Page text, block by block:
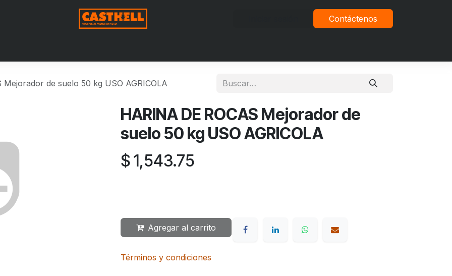
Contáctenos
Mejorador de suelo 50 kg USO AGRICOLA
HARINA DE ROCAS Mejorador de
suelo 50 kg USO AGRICOLA
$1,543.75
Agregar al carrito
Términos y condiciones